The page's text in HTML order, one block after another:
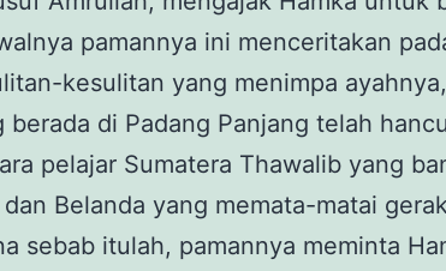
pamannya ini menceritakan
kesulitan yang menimpa
berada di Padang Panjang telah
pelajar Sumatera Thawalib yang
Belanda yang memata-matai
sebab itulah, pamannya meminta